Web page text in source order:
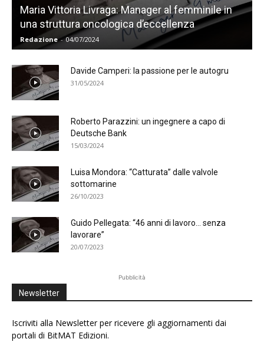
Maria Vittoria Livraga: Manager al femminile in
una struttura oncologica d’eccellenza
Redazione - 04/07/2024
Davide Camperi: la passione per le autogru
31/05/2024
Roberto Parazzini: un ingegnere a capo di
Deutsche Bank
15/03/2024
Luisa Mondora: “Catturata” dalle valvole
sottomarine
26/10/2023
Guido Pellegata: “46 anni di lavoro… senza
lavorare”
20/07/2023
Pubblicità
Newsletter
Iscriviti alla Newsletter per ricevere gli aggiornamenti dai
portali di BitMAT Edizioni.